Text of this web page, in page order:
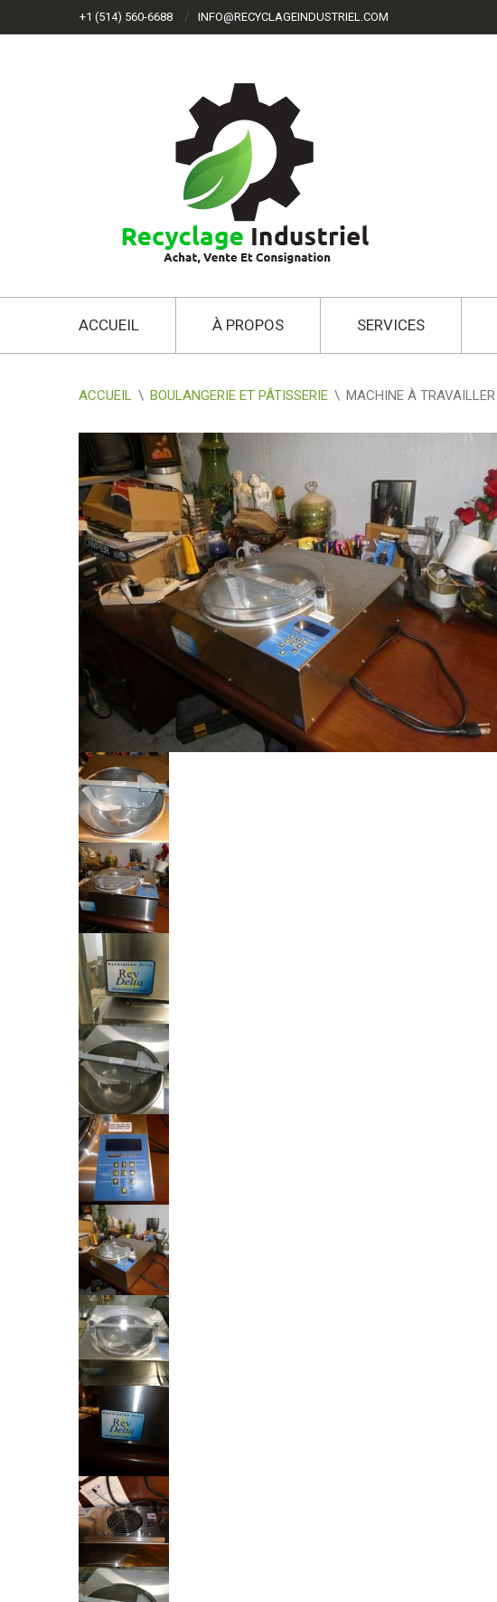
+1 (514) 560-6688 INFO@RECYCLAGEINDUSTRIEL.COM
ACCUEIL À PROPOS SERVICES
ACCUEIL \ BOULANGERIE ET PÂTISSERIE \ MACHINE À